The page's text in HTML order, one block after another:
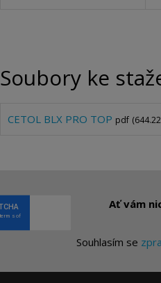
Soubory ke
CETOL BLX PRO TOP pdf
Ať vám
Souhlasím se